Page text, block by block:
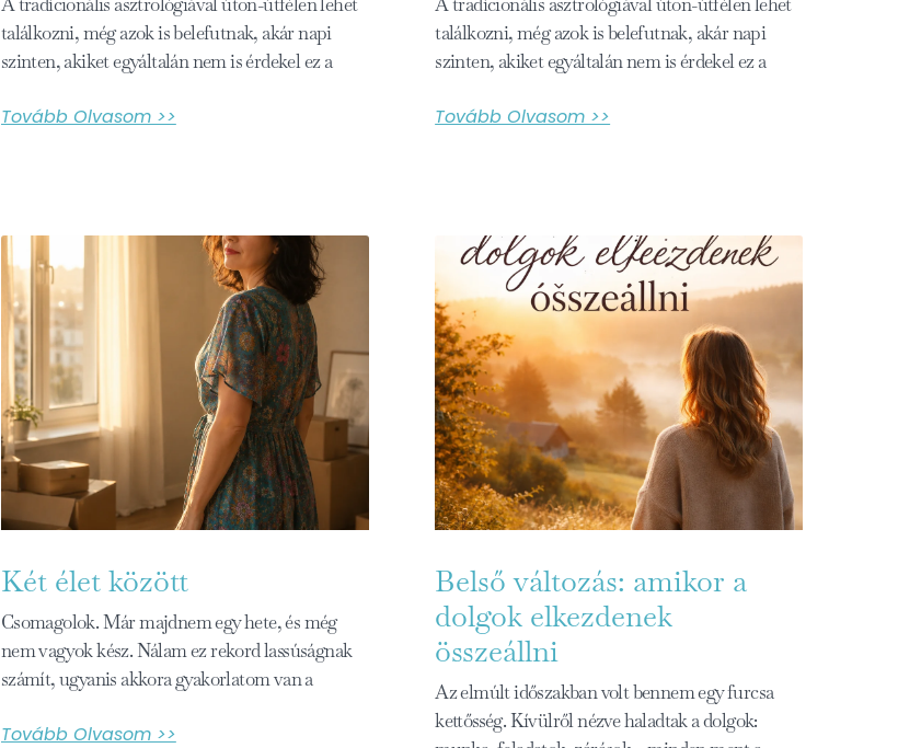
találkozni, még azok is belefutnak, akár napi
szinten, akiket egyáltalán nem is érdekel ez a
Tovább Olvasom >>
találkozni, még azok is belefutnak, akár napi
szinten, akiket egyáltalán nem is érdekel ez a
Tovább Olvasom >>
Két élet között
Csomagolok. Már majdnem egy hete, és még
nem vagyok kész. Nálam ez rekord lassúságnak
számít, ugyanis akkora gyakorlatom van a
Tovább Olvasom >>
Belső változás: amikor a
dolgok elkezdenek
összeállni
Az elmúlt időszakban volt bennem egy furcsa
kettősség. Kívülről nézve haladtak a dolgok: